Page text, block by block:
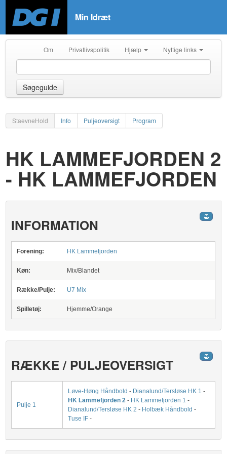
Min Idræt
Om Privatlivspolitik Hjælp Nyttige links
Søgeguide
StaevneHold Info Puljeoversigt Program
HK LAMMEFJORDEN 2
- HK LAMMEFJORDEN
INFORMATION
Forening: HK Lammefjorden
Køn: Mix/Blandet
Række/Pulje: U7 Mix
Spilletøj: Hjemme/Orange
RÆKKE / PULJEOVERSIGT
Pulje 1
Løve-Høng Håndbold - Dianalund/Tersløse HK 1 -
HK Lammefjorden 2 - HK Lammefjorden 1 -
Dianalund/Tersløse HK 2 - Holbæk Håndbold -
Tuse IF -